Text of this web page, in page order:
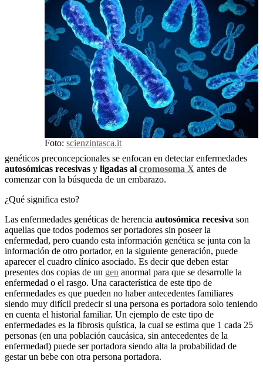
Foto: scienzintasca.it
genéticos preconcepcionales se enfocan en detectar enfermedades
autosómicas recesivas y ligadas al cromosoma X antes de
comenzar con la búsqueda de un embarazo.
¿Qué significa esto?
Las enfermedades genéticas de herencia autosómica recesiva son
aquellas que todos podemos ser portadores sin poseer la
enfermedad, pero cuando esta información genética se junta con la
información de otro portador, en la siguiente generación, puede
aparecer el cuadro clínico asociado. Es decir que deben estar
presentes dos copias de un gen anormal para que se desarrolle la
enfermedad o el rasgo. Una característica de este tipo de
enfermedades es que pueden no haber antecedentes familiares
siendo muy difícil predecir si una persona es portadora solo teniendo
en cuenta el historial familiar. Un ejemplo de este tipo de
enfermedades es la fibrosis quística, la cual se estima que 1 cada 25
personas (en una población caucásica, sin antecedentes de la
enfermedad) puede ser portadora siendo alta la probabilidad de
gestar un bebe con otra persona portadora.